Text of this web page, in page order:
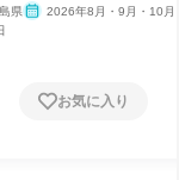
県
2026年8月・9月・10月
お気に入り